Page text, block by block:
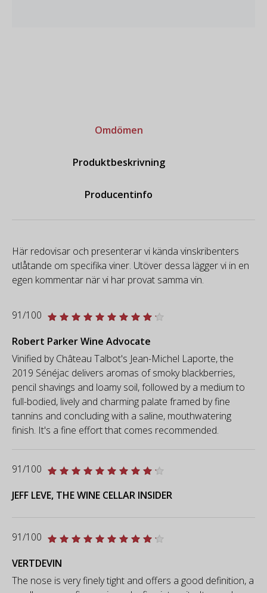
Omdömen
Produktbeskrivning
Producentinfo
Här redovisar och presenterar vi kända vinskribenters
utlåtande om specifika viner. Utöver dessa lägger vi in en
egen kommentar när vi har provat samma vin.
91/100
Robert Parker Wine Advocate
Vinified by Château Talbot's Jean-Michel Laporte, the
2019 Sénéjac delivers aromas of smoky blackberries,
pencil shavings and loamy soil, followed by a medium to
full-bodied, lively and charming palate framed by fine
tannins and concluding with a saline, mouthwatering
finish. It's a fine effort that comes recommended.
91/100
JEFF LEVE, THE WINE CELLAR INSIDER
91/100
VERTDEVIN
The nose is very finely tight and offers a good definition, a